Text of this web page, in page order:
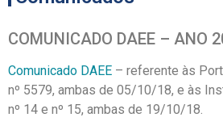
COMUNICADO DAEE – ANO
Comunicado DAEE – referente às
nº 5579, ambas de 05/10/18, e às
nº 14 e nº 15, ambas de 19/10/18.